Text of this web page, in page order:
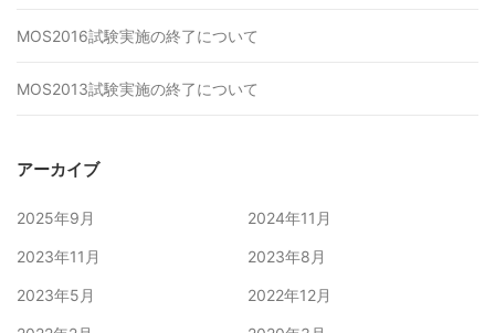
MOS2016試験実施の終了について
MOS2013試験実施の終了について
アーカイブ
2025年9月 2024年11月
2023年11月 2023年8月
2023年5月 2022年12月